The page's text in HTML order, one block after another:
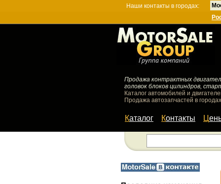
Наши контакты в городах:
Продажа контрактных
головок блоков цилиндров,
Каталог автомобилей и
Продажа автозапчастей в
Каталог Контакты